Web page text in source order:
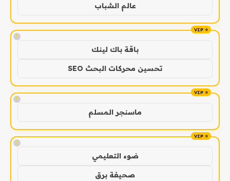
عالم الشباب
!
باقة باك لينك
تحسين محركات البحث SEO
!
ماسنجر المسلم
!
ضوء التعليمي
صحيفة برق